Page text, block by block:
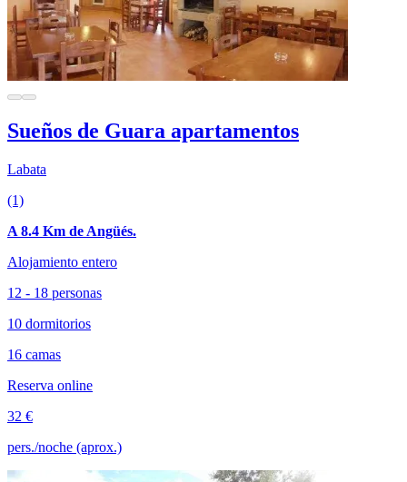
Sueños de Guara apartamentos
Labata
(1)
A 8.4 Km de Angüés.
Alojamiento entero
12 - 18 personas
10 dormitorios
16 camas
Reserva online
32 €
pers./noche (aprox.)